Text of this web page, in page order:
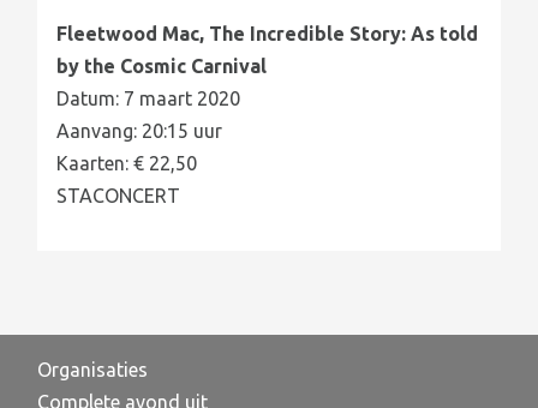
Fleetwood Mac, The Incredible Story: As told
by the Cosmic Carnival
Datum: 7 maart 2020
Aanvang: 20:15 uur
Kaarten: € 22,50
STACONCERT
Organisaties
Complete avond uit